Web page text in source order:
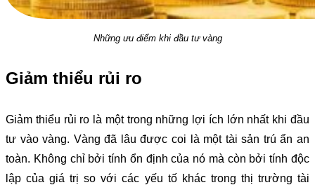
Những ưu điểm khi đầu tư vàng
Giảm thiểu rủi ro
Giảm thiểu rủi ro là một trong những lợi ích lớn nhất khi đầu
tư vào vàng. Vàng đã lâu được coi là một tài sản trú ẩn an
toàn. Không chỉ bởi tính ổn định của nó mà còn bởi tính độc
lập của giá trị so với các yếu tố khác trong thị trường tài